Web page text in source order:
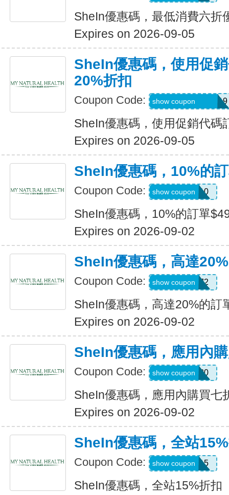
SheIn優惠碼，最低消費六折
Expires on 2026-09-05
SheIn優惠碼，使用促
20%折扣
Coupon Code: FRF4saidanais319
show coupon
SheIn優惠碼，使用促銷代碼
Expires on 2026-09-05
SheIn優惠碼，10%的
Coupon Code: 14DAY10
show coupon
SheIn優惠碼，10%的訂單
Expires on 2026-09-02
SheIn優惠碼，高達
Coupon Code: US24J2
show coupon
SheIn優惠碼，高達20%的訂
Expires on 2026-09-02
SheIn優惠碼，應用內
Coupon Code: APPOFF30
show coupon
SheIn優惠碼，應用內購買七
Expires on 2026-09-02
SheIn優惠碼，全站
Coupon Code: LOOMS15
show coupon
SheIn優惠碼，全站15%折扣